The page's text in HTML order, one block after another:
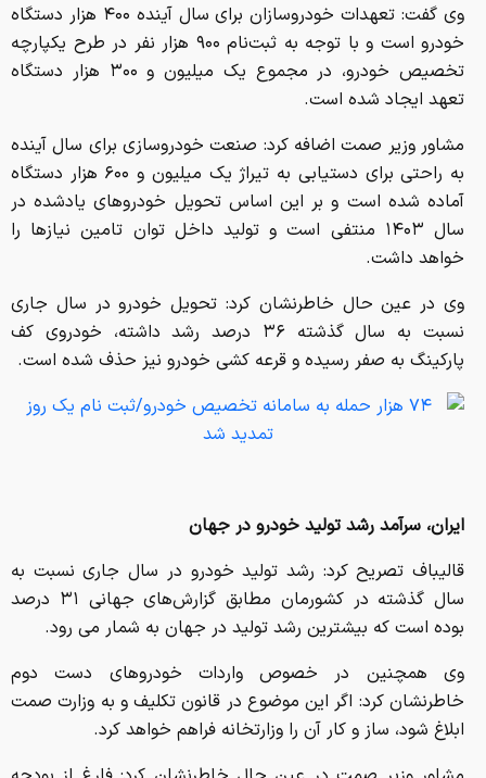
وی گفت: تعهدات خودروسازان برای سال آینده ۴۰۰ هزار دستگاه
خودرو است و با توجه به ثبت‌نام ۹۰۰ هزار نفر در طرح یکپارچه
تخصیص خودرو، در مجموع یک میلیون و ۳۰۰ هزار دستگاه
تعهد ایجاد شده است.
مشاور وزیر صمت اضافه کرد: صنعت خودروسازی برای سال آینده
به راحتی برای دستیابی به تیراژ یک میلیون و ۶۰۰ هزار دستگاه
آماده شده است و بر این اساس تحویل خودروهای یادشده در
سال ۱۴۰۳ منتفی است و تولید داخل توان تامین نیازها را
خواهد داشت.
وی در عین حال خاطرنشان کرد: تحویل خودرو در سال جاری
نسبت به سال گذشته ۳۶ درصد رشد داشته، خودروی کف
پارکینگ به صفر رسیده و قرعه کشی خودرو نیز حذف شده است.
ایران، سرآمد رشد تولید خودرو در جهان
قالیباف تصریح کرد: رشد تولید خودرو در سال جاری نسبت به
سال گذشته در کشورمان مطابق گزارش‌های جهانی ۳۱ درصد
بوده است که بیشترین رشد تولید در جهان به شمار می رود.
وی همچنین در خصوص واردات خودروهای دست دوم
خاطرنشان کرد: اگر این موضوع در قانون تکلیف و به وزارت صمت
ابلاغ شود، ساز و کار آن را وزارتخانه فراهم خواهد کرد.